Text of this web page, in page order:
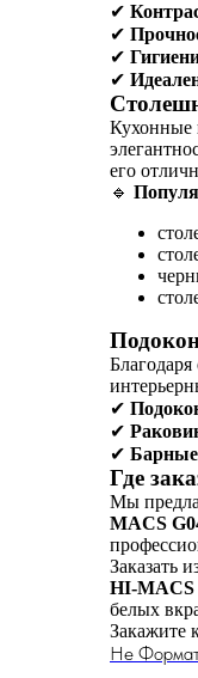
✔
✔
✔
✔
Кухонные
его
🔹
✔
✔
✔
Где
Мы
MACS
Заказать
HI-MACS
белых
Закажите
Не